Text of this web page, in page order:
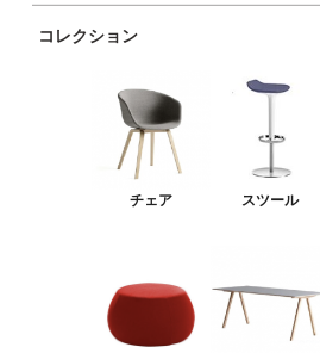
コレクション
チェア スツール
ージ ホワイト ウッド
ラウンジチェア＆ソファ
LEDファニチャー